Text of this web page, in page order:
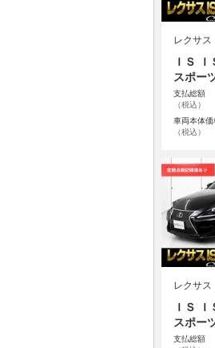
レクサス
ＩＳ
スポー
支払総額
（税込）
車両本体価
（税込）
レクサス
ＩＳ
スポ
支払総額